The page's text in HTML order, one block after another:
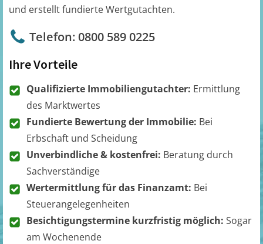
und erstellt fundierte Wertgutachten.
Telefon: 0800 589 0225
Ihre Vorteile
Qualifizierte Immobiliengutachter: Ermittlung
des Marktwertes
Fundierte Bewertung der Immobilie: Bei
Erbschaft und Scheidung
Unverbindliche & kostenfrei: Beratung durch
Sachverständige
Wertermittlung für das Finanzamt: Bei
Steuerangelegenheiten
Besichtigungstermine kurzfristig möglich: Sogar
am Wochenende